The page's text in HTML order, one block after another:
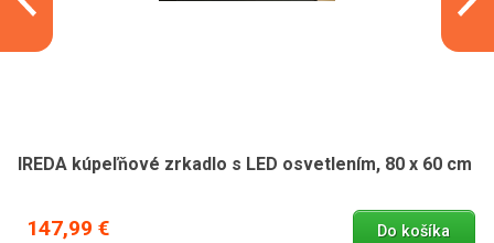
IREDA kúpeľňové zrkadlo s LED osvetlením, 80 x 60 cm
147,99 € Do košíka